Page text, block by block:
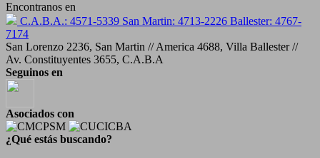
Encontranos en
C.A.B.A.: 4571-5339 San Martin: 4713-2226 Ballester: 4767-
7174
San Lorenzo 2236, San Martin // America 4688, Villa Ballester //
Av. Constituyentes 3655, C.A.B.A
Seguinos en
Asociados con
¿Qué estás buscando?